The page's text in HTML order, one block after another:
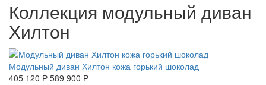
Коллекция модульный диван
Хилтон
Модульный диван Хилтон кожа горький шоколад
405 120 Р 589 900 Р